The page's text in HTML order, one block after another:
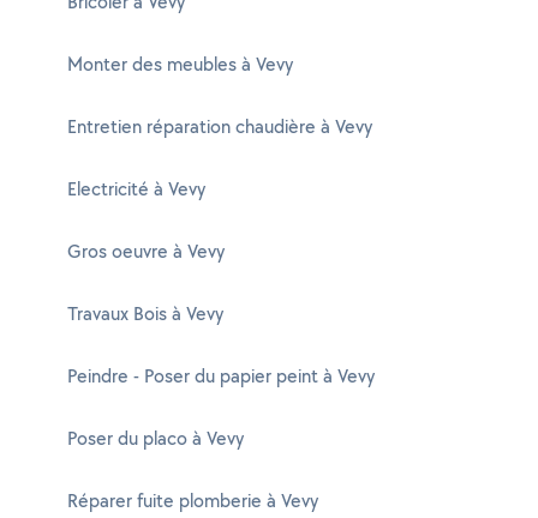
Monter des meubles à Vevy
Entretien réparation chaudière à Vevy
Electricité à Vevy
Gros oeuvre à Vevy
Travaux Bois à Vevy
Peindre - Poser du papier peint à Vevy
Poser du placo à Vevy
Réparer fuite plomberie à Vevy